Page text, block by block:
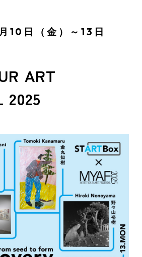
10日（金）～13日
ART
2025